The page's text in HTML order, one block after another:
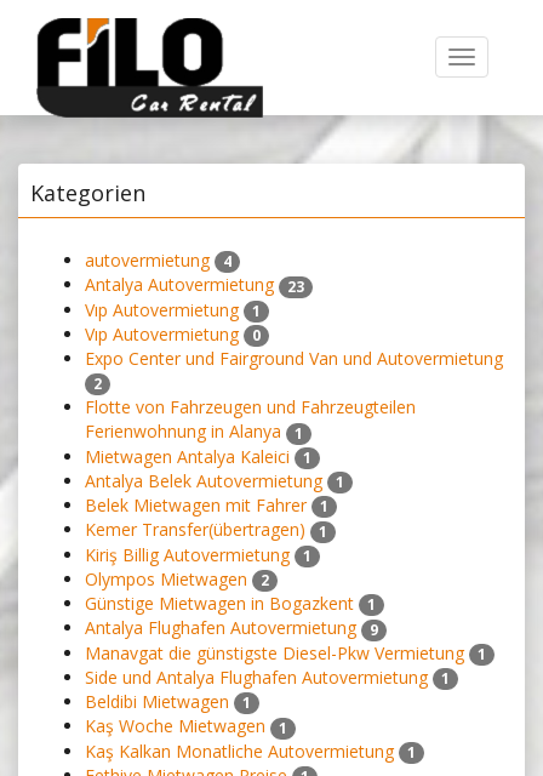
Toggle
navigation
Kategorien
autovermietung 4
Antalya Autovermietung 23
Vıp Autovermietung 1
Vıp Autovermietung 0
Expo Center und Fairground Van und Autovermietung
2
Flotte von Fahrzeugen und Fahrzeugteilen
Ferienwohnung in Alanya
1
Mietwagen Antalya Kaleici 1
Antalya Belek Autovermietung 1
Belek Mietwagen mit Fahrer 1
Kemer Transfer(übertragen) 1
Kiriş Billig Autovermietung 1
Olympos Mietwagen 2
Günstige Mietwagen in Bogazkent 1
Antalya Flughafen Autovermietung 9
Manavgat die günstigste Diesel-Pkw Vermietung 1
Side und Antalya Flughafen Autovermietung 1
Beldibi Mietwagen 1
Kaş Woche Mietwagen 1
Kaş Kalkan Monatliche Autovermietung 1